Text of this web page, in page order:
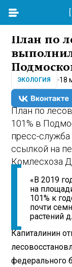
План по
ЭКОЛОГИЯ 18
План по
101% в
пресс-служба
ссылкой на
Комлесхоза
«В 2019
на
101% к
почти
растений
Капиталинин
федерального